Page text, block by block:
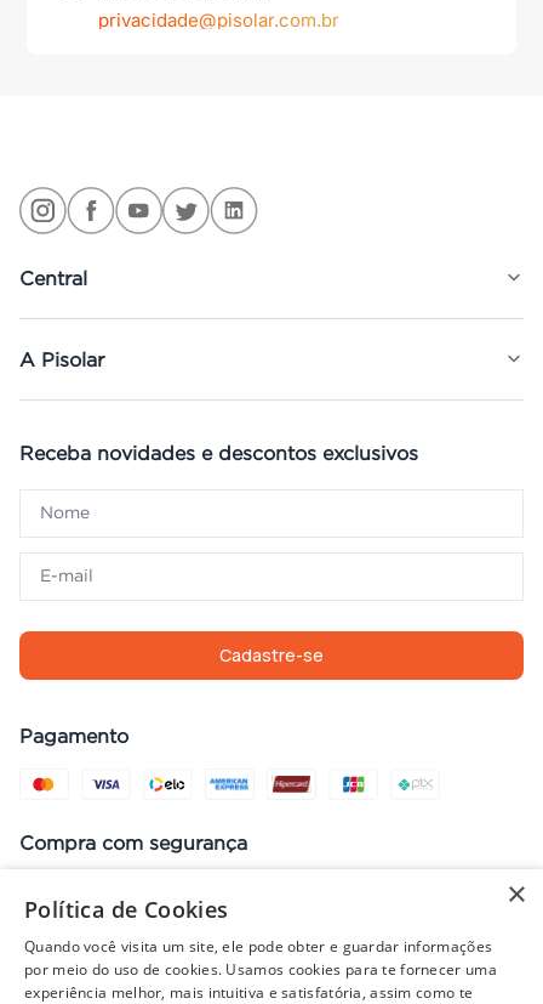
privacidade@pisolar.com.br
Central
A Pisolar
Receba novidades e descontos exclusivos
Cadastre-se
Pagamento
Compra com segurança
Preços, promoções, condições de pagamento e frete válidos apenas
para compras no site. Em caso de divergência, prevalece o valor do
×
Política de Cookies
Quando você visita um site, ele pode obter e guardar informações
por meio do uso de cookies. Usamos cookies para te fornecer uma
experiência melhor, mais intuitiva e satisfatória, assim como te